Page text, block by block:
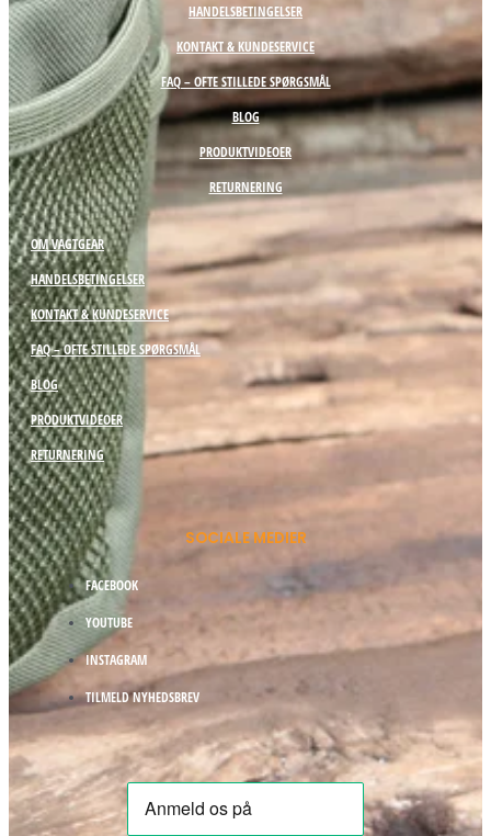
HANDELSBETINGELSER
KONTAKT & KUNDESERVICE
FAQ – OFTE STILLEDE SPØRGSMÅL
BLOG
PRODUKTVIDEOER
RETURNERING
OM VAGTGEAR
HANDELSBETINGELSER
KONTAKT & KUNDESERVICE
FAQ – OFTE STILLEDE SPØRGSMÅL
BLOG
PRODUKTVIDEOER
RETURNERING
SOCIALE MEDIER
FACEBOOK
YOUTUBE
INSTAGRAM
TILMELD NYHEDSBREV